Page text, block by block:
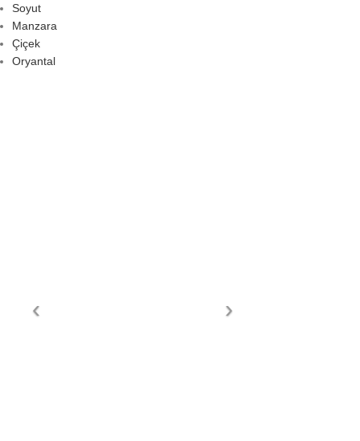
Soyut
Manzara
Çiçek
Oryantal